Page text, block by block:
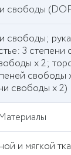
свободы
свободы;
3 степени
x 2;
свободы
свободы x 2)
и мягкой